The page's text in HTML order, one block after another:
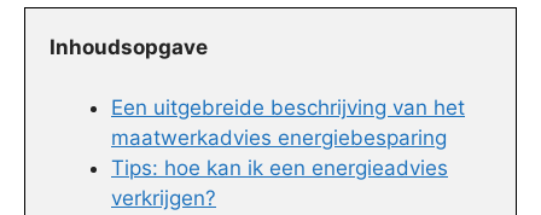
Inhoudsopgave
Een uitgebreide beschrijving van het
maatwerkadvies energiebesparing
Tips: hoe kan ik een energieadvies
verkrijgen?